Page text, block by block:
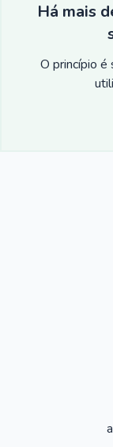
Há mais
O princípio